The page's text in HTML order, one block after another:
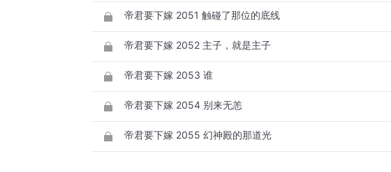
帝君要下嫁 2051 触碰了那位的底线
帝君要下嫁 2052 主子，就是主子
帝君要下嫁 2053 谁
帝君要下嫁 2054 别来无恙
帝君要下嫁 2055 幻神殿的那道光